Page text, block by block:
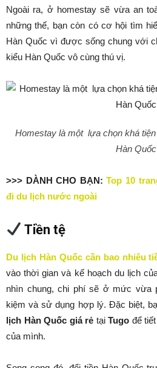
Ngoài ra, ở homestay sẽ vừa an
những thế, bạn còn có cơ hội tìm
Hàn Quốc vì được sống chung với
kiểu Hàn Quốc vô cùng thú vị.
Homestay là một lựa chọn khá
Hàn Quốc
>>> DÀNH CHO BẠN: Top 10
đi du lịch nước ngoài
Tiền tệ
Du lịch Hàn Quốc cần bao nhiêu
vào thời gian và kế hoạch du lịch
nhìn chung, chi phí sẽ ở mức vừa
kiệm và sử dụng hợp lý. Đặc biệt,
lịch Hàn Quốc giá rẻ tại Tugo để
của mình.